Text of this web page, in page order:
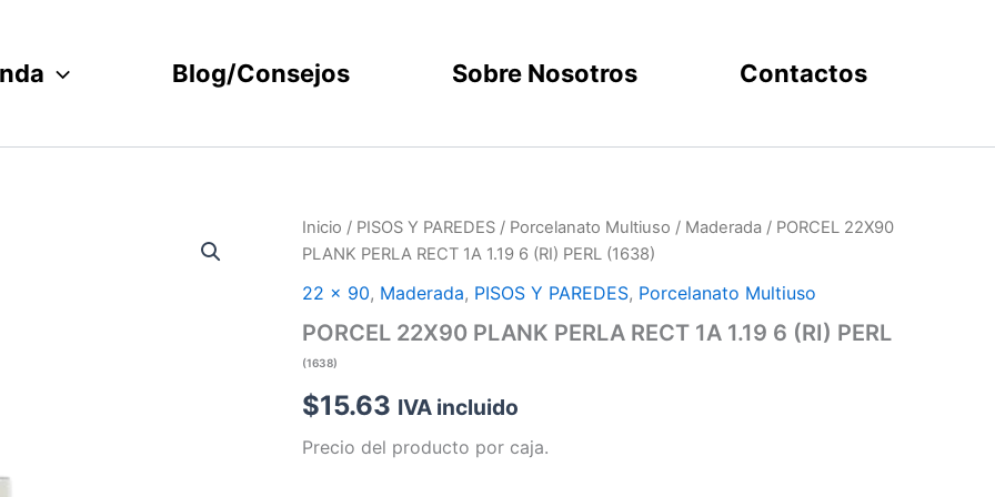
Blog/Consejos Sobre Nosotros Contactos
Inicio / PISOS Y PAREDES / Porcelanato Multiuso / Maderada / PORCEL 22X90
PLANK PERLA RECT 1A 1.19 6 (RI) PERL (1638)
22 x 90, Maderada, PISOS Y PAREDES, Porcelanato Multiuso
PORCEL 22X90 PLANK PERLA RECT 1A 1.19 6 (RI) PERL
(1638)
$15.63 IVA incluido
Precio del producto por caja.
PORCEL
22X90
PERLA
1A
1.19
(RI)
PERL
(1638)